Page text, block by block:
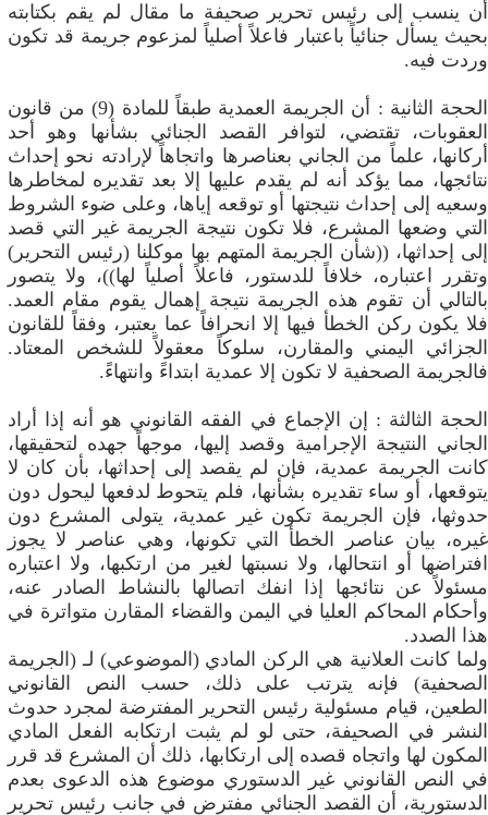
أن ينسب إلى رئيس تحرير صحيفة ما مقال لم يقم بكتابته
بحيث يسأل جنائياً باعتبار فاعلاً أصلياً لمزعوم جريمة قد تكون
وردت فيه.
الحجة الثانية : أن الجريمة العمدية طبقاً للمادة (9) من قانون
العقوبات، تقتضي، لتوافر القصد الجنائي بشأنها وهو أحد
أركانها، علماً من الجاني بعناصرها واتجاهاً لإرادته نحو إحداث
نتائجها، مما يؤكد أنه لم يقدم عليها إلا بعد تقديره لمخاطرها
وسعيه إلى إحداث نتيجتها أو توقعه إياها، وعلى ضوء الشروط
التي وضعها المشرع، فلا تكون نتيجة الجريمة غير التي قصد
إلى إحداثها، ((شأن الجريمة المتهم بها موكلنا (رئيس التحرير)
وتقرر اعتباره، خلافاً للدستور، فاعلاً أصلياً لها))، ولا يتصور
بالتالي أن تقوم هذه الجريمة نتيجة إهمال يقوم مقام العمد.
فلا يكون ركن الخطأ فيها إلا انحرافاً عما يعتبر، وفقاً للقانون
الجزائي اليمني والمقارن، سلوكاً معقولاً للشخص المعتاد.
فالجريمة الصحفية لا تكون إلا عمدية ابتداءً وانتهاءً.
الحجة الثالثة : إن الإجماع في الفقه القانوني هو أنه إذا أراد
الجاني النتيجة الإجرامية وقصد إليها، موجهاً جهده لتحقيقها،
كانت الجريمة عمدية، فإن لم يقصد إلى إحداثها، بأن كان لا
يتوقعها، أو ساء تقديره بشأنها، فلم يتحوط لدفعها ليحول دون
حدوثها، فإن الجريمة تكون غير عمدية، يتولى المشرع دون
غيره، بيان عناصر الخطأ التي تكونها، وهي عناصر لا يجوز
افتراضها أو انتحالها، ولا نسبتها لغير من ارتكبها، ولا اعتباره
مسئولاً عن نتائجها إذا انفك اتصالها بالنشاط الصادر عنه،
وأحكام المحاكم العليا في اليمن والقضاء المقارن متواترة في
هذا الصدد.
ولما كانت العلانية هي الركن المادي (الموضوعي) لـ (الجريمة
الصحفية) فإنه يترتب على ذلك، حسب النص القانوني
الطعين، قيام مسئولية رئيس التحرير المفترضة لمجرد حدوث
النشر في الصحيفة، حتى لو لم يثبت ارتكابه الفعل المادي
المكون لها واتجاه قصده إلى ارتكابها، ذلك أن المشرع قد قرر
في النص القانوني غير الدستوري موضوع هذه الدعوى بعدم
الدستورية، أن القصد الجنائي مفترض في جانب رئيس تحرير